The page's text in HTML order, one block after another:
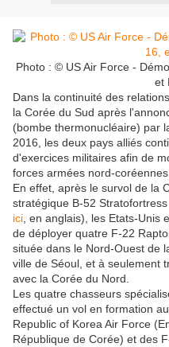
Photo : © US Air Force -
et
Dans la continuité des
la Corée du Sud après
(bombe thermonucléaire) par
2016, les deux pays alliés
d'exercices militaires afin de
forces armées nord-coréennes.
En effet, après le survol de la
stratégique B-52
ici , en anglais), les Etats-Unis
de déployer quatre F-22
située dans le Nord-Ouest de
ville de Séoul, et à seulement
avec la Corée du Nord.
Les quatre chasseurs
effectué un vol en formation
Republic of Korea Air Force
République de Corée) et des